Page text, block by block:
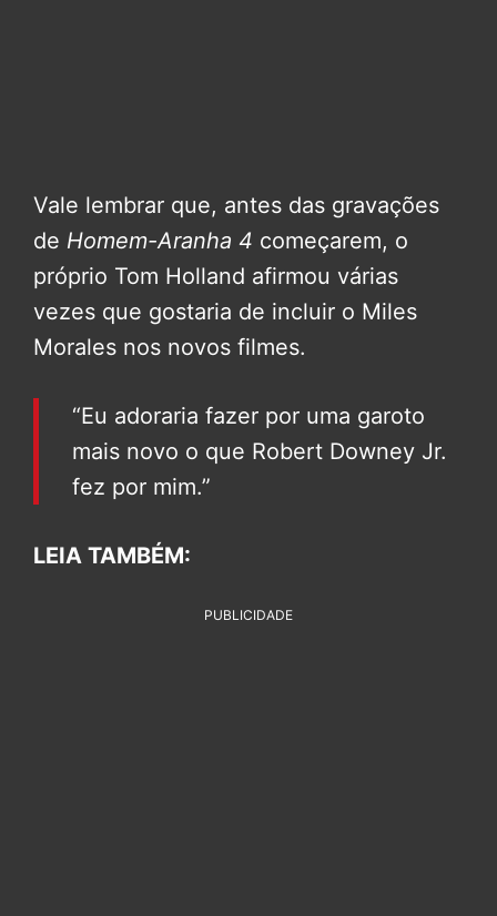
Vale lembrar que, antes das gravações
de Homem-Aranha 4 começarem, o
próprio Tom Holland afirmou várias
vezes que gostaria de incluir o Miles
Morales nos novos filmes.
“Eu adoraria fazer por uma garoto
mais novo o que Robert Downey Jr.
fez por mim.”
LEIA TAMBÉM:
PUBLICIDADE